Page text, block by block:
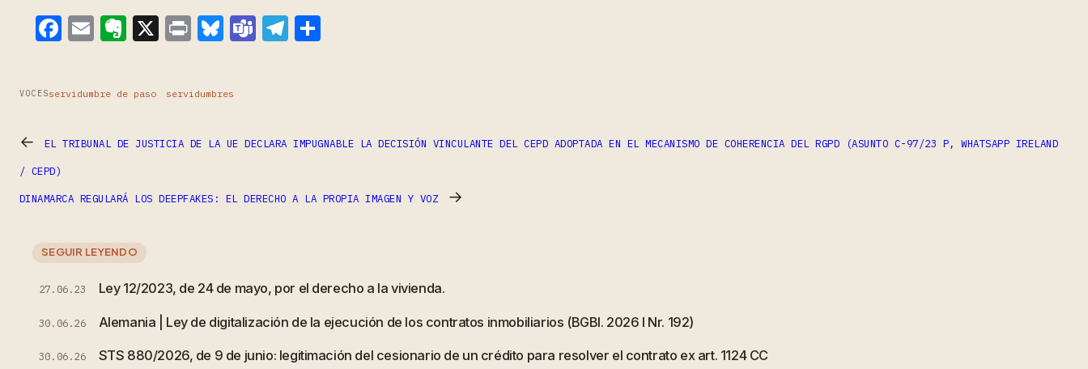
Facebook
EmailEvernote
X PrintBluesky
TeamsTelegram
VOCESservidumbre de paso servidumbres
← EL TRIBUNAL DE JUSTICIA DE LA UE DECLARA IMPUGNABLE LA DECISIÓN VINCULANTE DEL CEPD ADOPTADA EN EL MECANISMO DE COHERENCIA DEL RGPD (ASUNTO C-97/23 P, WHATSAPP IRELAND
/ CEPD)
DINAMARCA REGULARÁ LOS DEEPFAKES: EL DERECHO A LA PROPIA IMAGEN Y VOZ →
SEGUIR LEYENDO
27.06.23 Ley 12/2023, de 24 de mayo, por el derecho a la vivienda.
30.06.26 Alemania | Ley de digitalización de la ejecución de los contratos inmobiliarios (BGBl. 2026 I Nr. 192)
30.06.26 STS 880/2026, de 9 de junio: legitimación del cesionario de un crédito para resolver el contrato ex art. 1124 CC